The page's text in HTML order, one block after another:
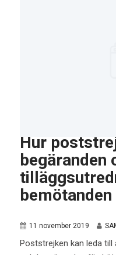
Hur
begäranden
11 november 2019
Poststrejken kan leda